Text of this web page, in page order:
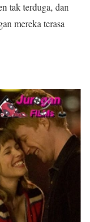
tak terduga, dan
mereka terasa